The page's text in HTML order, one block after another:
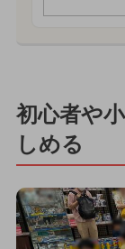
初心者や
しめる